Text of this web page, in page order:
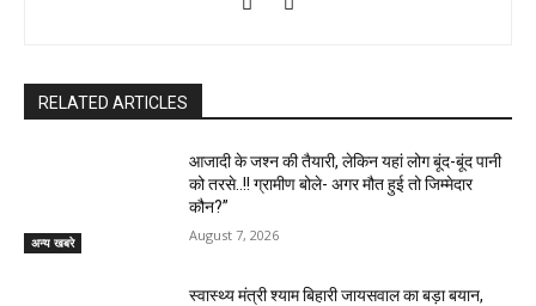
RELATED ARTICLES
अन्य खबरे
आजादी के जश्न की तैयारी, लेकिन यहां लोग बूंद-बूंद पानी
को तरसे..!! ग्रामीण बोले- अगर मौत हुई तो जिम्मेदार
कौन?”
August 7, 2026
स्वास्थ्य मंत्री श्याम बिहारी जायसवाल का बड़ा बयान,